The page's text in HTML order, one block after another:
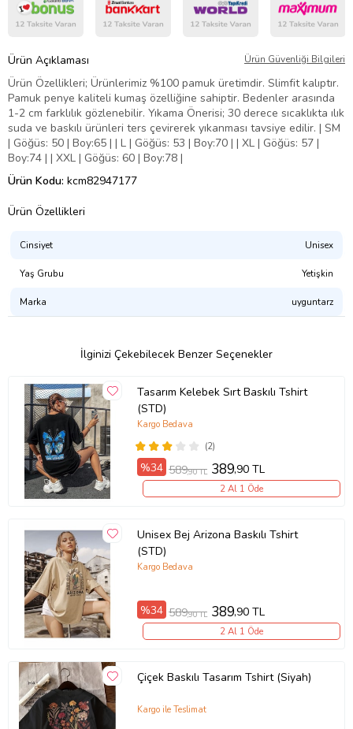
Ürün Açıklaması Ürün Güvenliği Bilgileri
Ürün Özellikleri; Ürünlerimiz %100 pamuk üretimdir. Slimfit kalıptır.
Pamuk penye kaliteli kumaş özelliğine sahiptir. Bedenler arasında
1-2 cm farklılık gözlenebilir. Yıkama Önerisi; 30 derece sıcaklıkta ılık
suda ve baskılı ürünleri ters çevirerek yıkanması tavsiye edilir. | SM
| Göğüs: 50 | Boy:65 | | L | Göğüs: 53 | Boy:70 | | XL | Göğüs: 57 |
Boy:74 | | XXL | Göğüs: 60 | Boy:78 |
Ürün Kodu: kcm82947177
Ürün Özellikleri
Cinsiyet Unisex
Yaş Grubu Yetişkin
Marka uyguntarz
İlginizi Çekebilecek Benzer Seçenekler
Tasarım Kelebek Sırt Baskılı Tshirt
(STD)
(2)
Kargo Bedava
%34 589,90 TL 389,90 TL
2 Al 1 Öde
Unisex Bej Arizona Baskılı Tshirt
(STD)
Kargo Bedava
%34 589,90 TL 389,90 TL
2 Al 1 Öde
Çiçek Baskılı Tasarım Tshirt (Siyah)
Kargo ile Teslimat